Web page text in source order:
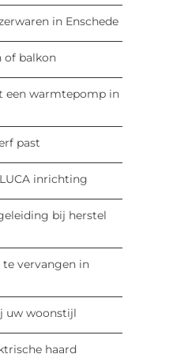
in Enschede
of balkon
een warmtepomp in
past
inrichting
bij herstel
vervangen in
uw woonstijl
haard